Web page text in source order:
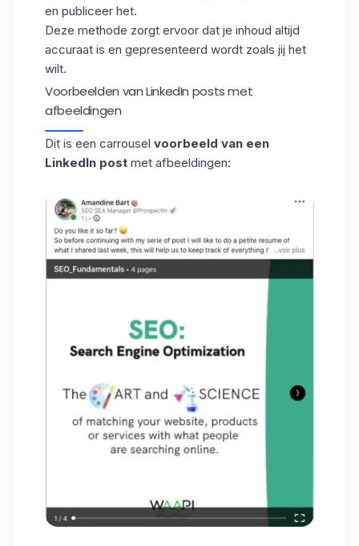
en publiceer het.
Deze methode zorgt ervoor dat je inhoud altijd
accuraat is en gepresenteerd wordt zoals jij het
wilt.
Voorbeelden van LinkedIn posts met
afbeeldingen
Dit is een carrousel voorbeeld van een
LinkedIn post met afbeeldingen: